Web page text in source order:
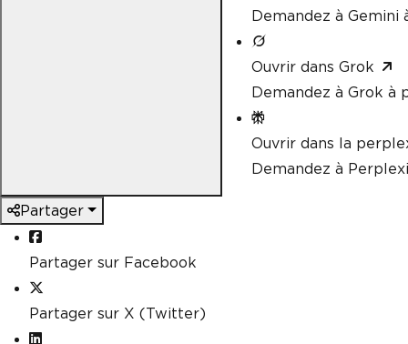
Demandez à
Ouvrir dans Grok
Demandez à Grok à
Ouvrir dans la
Demandez à
Partager
Partager sur Facebook
Partager sur X (Twitter)